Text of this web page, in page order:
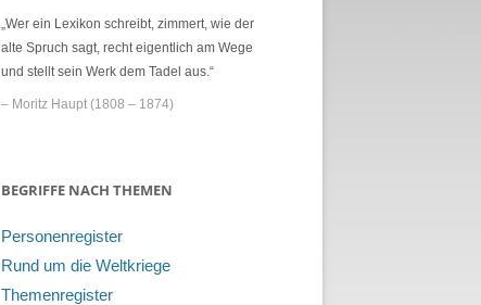
„Wer ein Lexikon schreibt, zimmert, wie der
alte Spruch sagt, recht eigentlich am Wege
und stellt sein Werk dem Tadel aus.“
– Moritz Haupt (1808 – 1874)
BEGRIFFE NACH THEMEN
Personenregister
Rund um die Weltkriege
Themenregister